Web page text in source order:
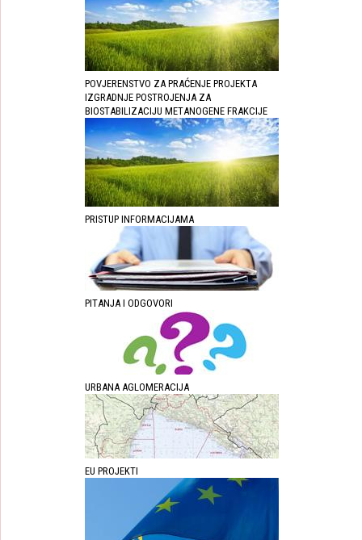
POVJERENSTVO ZA PRAĆENJE PROJEKTA
IZGRADNJE POSTROJENJA ZA
BIOSTABILIZACIJU METANOGENE FRAKCIJE
PRISTUP INFORMACIJAMA
PITANJA I ODGOVORI
URBANA AGLOMERACIJA
EU PROJEKTI